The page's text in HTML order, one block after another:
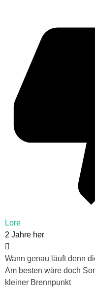
Lore
2 Jahre her
Wann genau läuft denn
Am besten wäre doch
kleiner Brennpunkt